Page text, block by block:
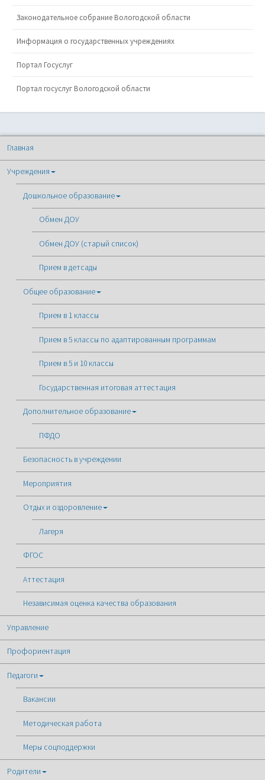
Законодательное собрание Вологодской области
Информация о государственных учреждениях
Портал Госуслуг
Портал госуслуг Вологодской области
Главная
Учреждения
Дошкольное образование
Обмен ДОУ
Обмен ДОУ (старый список)
Прием в детсады
Общее образование
Прием в 1 классы
Прием в 5 классы по адаптированным программам
Прием в 5 и 10 классы
Государственная итоговая аттестация
Дополнительное образование
ПФДО
Безопасность в учреждении
Мероприятия
Отдых и оздоровление
Лагеря
ФГОС
Аттестация
Независимая оценка качества образования
Управление
Профориентация
Педагоги
Вакансии
Методическая работа
Меры соцподдержки
Родители